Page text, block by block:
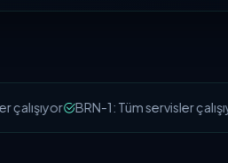
BRN-1: Tüm servisler